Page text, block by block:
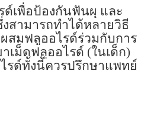
ด์เพื่อป้องกันฟันผุ และ
สามารถทำได้หลายวิธี
สมฟลูออไรด์ร่วมกับการ
เม็ดฟลูออไรด์ (ในเด็ก)
รด์ทั้งนี้ควรปรึกษาแพทย์